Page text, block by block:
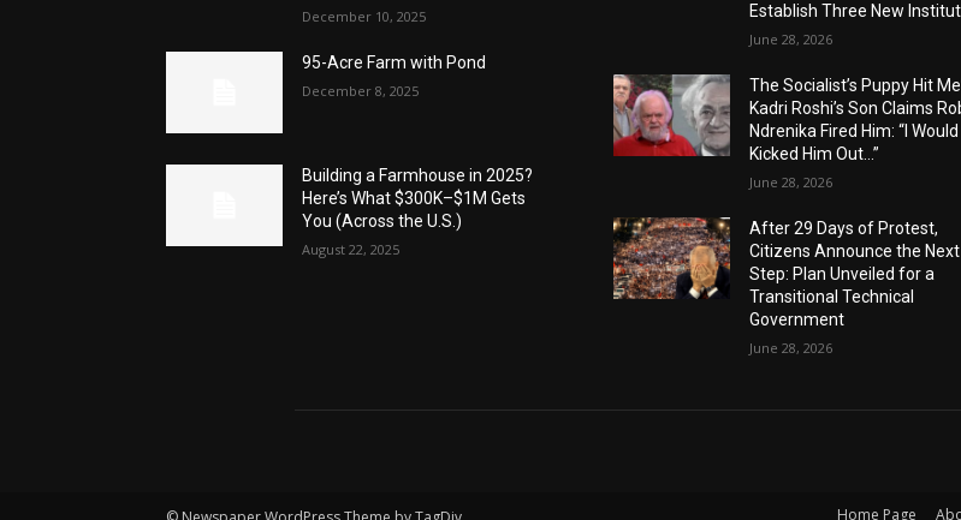
December 10, 2025
95-Acre Farm with Pond
December 8, 2025
Building a Farmhouse in 2025?
Here’s What $300K–$1M Gets
You (Across the U.S.)
August 22, 2025
Establish Three New
June 28, 2026
The Socialist’s Puppy Hit
Kadri Roshi’s Son Claims
Ndrenika Fired Him: “I
Kicked Him Out…”
June 28, 2026
After 29 Days of Protest,
Citizens Announce the Next
Step: Plan Unveiled for a
Transitional Technical
Government
June 28, 2026
Home Page